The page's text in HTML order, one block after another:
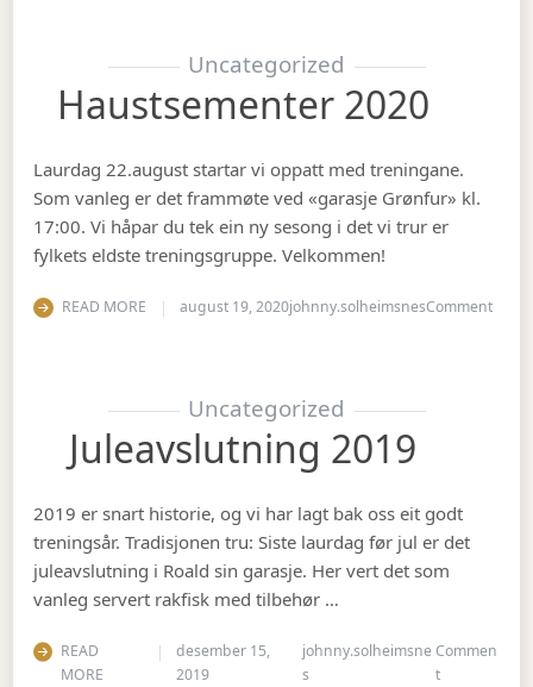
Uncategorized
Haustsementer 2020
Laurdag 22.august startar vi oppatt med treningane.
Som vanleg er det frammøte ved «garasje Grønfur» kl.
17:00. Vi håpar du tek ein ny sesong i det vi trur er
fylkets eldste treningsgruppe. Velkommen!
READ MORE august 19, 2020johnny.solheimsnesCommenton
Uncategorized
Juleavslutning 2019
2019 er snart historie, og vi har lagt bak oss eit godt
treningsår. Tradisjonen tru: Siste laurdag før jul er det
juleavslutning i Roald sin garasje. Her vert det som
vanleg servert rakfisk med tilbehør …
READ
MORE
desember 15,
2019
johnny.solheimsne
s
Commen
ton